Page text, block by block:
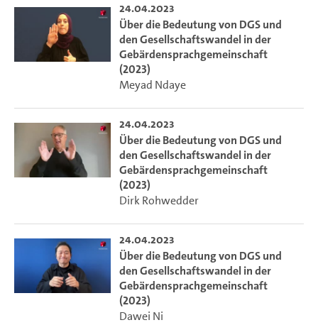
24.04.2023
Über die Bedeutung von DGS und
den Gesellschaftswandel in der
Gebärdensprachgemeinschaft
(2023)
Meyad Ndaye
24.04.2023
Über die Bedeutung von DGS und
den Gesellschaftswandel in der
Gebärdensprachgemeinschaft
(2023)
Dirk Rohwedder
24.04.2023
Über die Bedeutung von DGS und
den Gesellschaftswandel in der
Gebärdensprachgemeinschaft
(2023)
Dawei Ni